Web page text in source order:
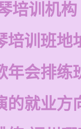
培训机构
培训班地
年会排练
的就业方